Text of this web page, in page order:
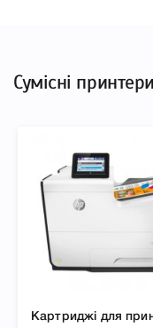
Сумісні принтери
Картриджі для